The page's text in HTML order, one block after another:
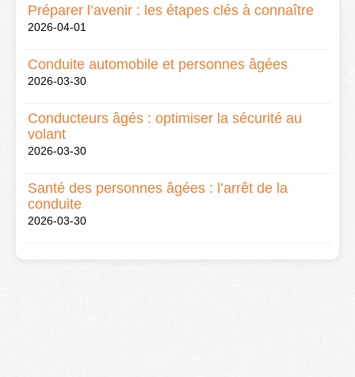
Préparer l’avenir : les étapes clés à connaître
2026-04-01
Conduite automobile et personnes âgées
2026-03-30
Conducteurs âgés : optimiser la sécurité au
volant
2026-03-30
Santé des personnes âgées : l’arrêt de la
conduite
2026-03-30